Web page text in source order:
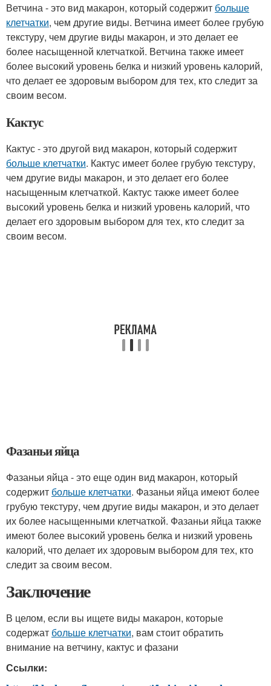
Ветчина - это вид макарон, который содержит больше
клетчатки, чем другие виды. Ветчина имеет более грубую
текстуру, чем другие виды макарон, и это делает ее
более насыщенной клетчаткой. Ветчина также имеет
более высокий уровень белка и низкий уровень калорий,
что делает ее здоровым выбором для тех, кто следит за
своим весом.
Кактус
Кактус - это другой вид макарон, который содержит
больше клетчатки. Кактус имеет более грубую текстуру,
чем другие виды макарон, и это делает его более
насыщенным клетчаткой. Кактус также имеет более
высокий уровень белка и низкий уровень калорий, что
делает его здоровым выбором для тех, кто следит за
своим весом.
Фазаньи яйца
Фазаньи яйца - это еще один вид макарон, который
содержит больше клетчатки. Фазаньи яйца имеют более
грубую текстуру, чем другие виды макарон, и это делает
их более насыщенными клетчаткой. Фазаньи яйца также
имеют более высокий уровень белка и низкий уровень
калорий, что делает их здоровым выбором для тех, кто
следит за своим весом.
Заключение
В целом, если вы ищете виды макарон, которые
содержат больше клетчатки, вам стоит обратить
внимание на ветчину, кактус и фазани
Ссылки: